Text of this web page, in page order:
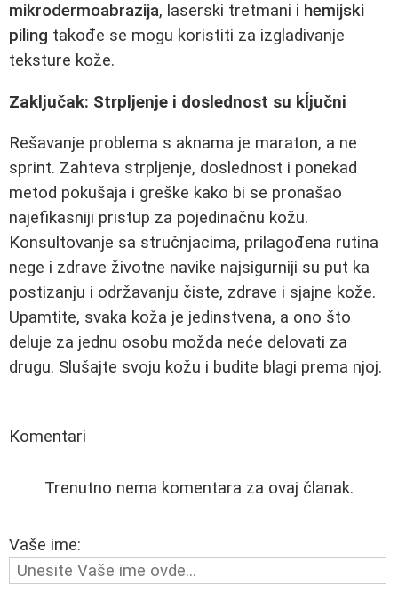
mikrodermoabrazija, laserski tretmani i hemijski
piling takođe se mogu koristiti za izgladivanje
teksture kože.
Zaključak: Strpljenje i doslednost su kĺjučni
Rešavanje problema s aknama je maraton, a ne
sprint. Zahteva strpljenje, doslednost i ponekad
metod pokušaja i greške kako bi se pronašao
najefikasniji pristup za pojedinačnu kožu.
Konsultovanje sa stručnjacima, prilagođena rutina
nege i zdrave životne navike najsigurniji su put ka
postizanju i održavanju čiste, zdrave i sjajne kože.
Upamtite, svaka koža je jedinstvena, a ono što
deluje za jednu osobu možda neće delovati za
drugu. Slušajte svoju kožu i budite blagi prema njoj.
Komentari
Trenutno nema komentara za ovaj članak.
Vaše ime: